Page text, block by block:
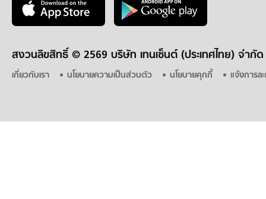
สงวนลิขสิทธิ์ © 2569 บริษัท เทนเซ็นต์ (ประเทศไทย) จำกัด
เกี่ยวกับเรา นโยบายความเป็นส่วนตัว นโยบายคุกกี้ แจ้งการล